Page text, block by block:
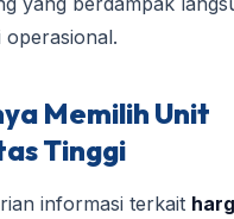
operasional.
Memilih Unit
Tinggi
informasi terkait